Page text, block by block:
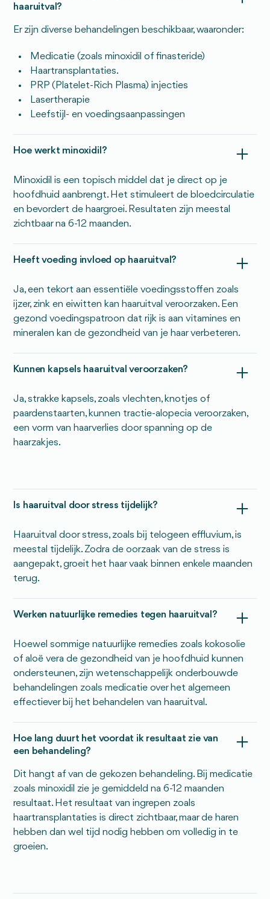
haaruitval?
Er zijn diverse behandelingen beschikbaar, waaronder:
Medicatie (zoals minoxidil of finasteride)
Haartransplantaties.
PRP (Platelet-Rich Plasma) injecties
Lasertherapie
Leefstijl- en voedingsaanpassingen
Hoe werkt minoxidil?
Minoxidil is een topisch middel dat je direct op je
hoofdhuid aanbrengt. Het stimuleert de bloedcirculatie
en bevordert de haargroei. Resultaten zijn meestal
zichtbaar na 6-12 maanden.
Heeft voeding invloed op haaruitval?
Ja, een tekort aan essentiële voedingsstoffen zoals
ijzer, zink en eiwitten kan haaruitval veroorzaken. Een
gezond voedingspatroon dat rijk is aan vitamines en
mineralen kan de gezondheid van je haar verbeteren.
Kunnen kapsels haaruitval veroorzaken?
Ja, strakke kapsels, zoals vlechten, knotjes of
paardenstaarten, kunnen tractie-alopecia veroorzaken,
een vorm van haarverlies door spanning op de
haarzakjes.
Is haaruitval door stress tijdelijk?
Haaruitval door stress, zoals bij telogeen effluvium, is
meestal tijdelijk. Zodra de oorzaak van de stress is
aangepakt, groeit het haar vaak binnen enkele maanden
terug.
Werken natuurlijke remedies tegen haaruitval?
Hoewel sommige natuurlijke remedies zoals kokosolie
of aloë vera de gezondheid van je hoofdhuid kunnen
ondersteunen, zijn wetenschappelijk onderbouwde
behandelingen zoals medicatie over het algemeen
effectiever bij het behandelen van haaruitval.
Hoe lang duurt het voordat ik resultaat zie van
een behandeling?
Dit hangt af van de gekozen behandeling. Bij medicatie
zoals minoxidil zie je gemiddeld na 6-12 maanden
resultaat. Het resultaat van ingrepen zoals
haartransplantaties is direct zichtbaar, maar de haren
hebben dan wel tijd nodig hebben om volledig in te
groeien.